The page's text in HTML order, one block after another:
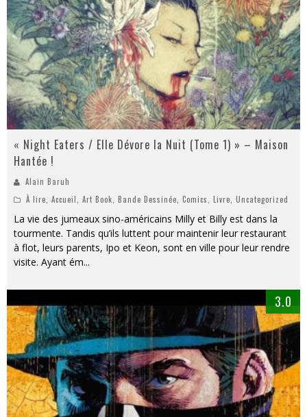
« Night Eaters / Elle Dévore la Nuit (Tome 1) » – Maison
Hantée !
Alain Baruh
À lire, Accueil, Art Book, Bande Dessinée, Comics, Livre, Uncategorized
La vie des jumeaux sino-américains Milly et Billy est dans la
tourmente. Tandis qu’ils luttent pour maintenir leur restaurant
à flot, leurs parents, Ipo et Keon, sont en ville pour leur rendre
visite. Ayant ém...
3.0